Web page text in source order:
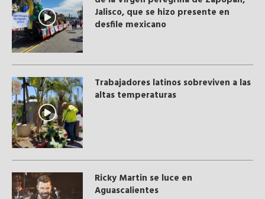
Jalisco, que se hizo presente en
desfile mexicano
Trabajadores latinos sobreviven a las
altas temperaturas
Ricky Martin se luce en
Aguascalientes